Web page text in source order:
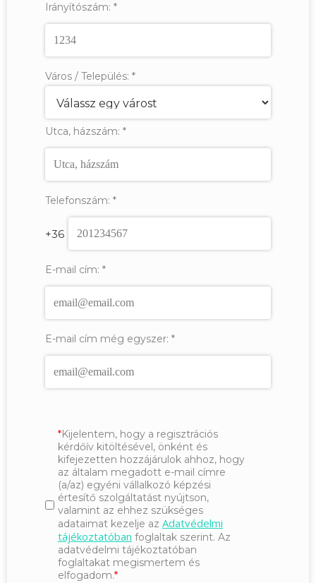
Irányítószám: *
Város / Település: *
Utca, házszám: *
Telefonszám: *
+36
E-mail cím: *
E-mail cím még egyszer: *
Kijelentem, hogy a regisztrációs
kérdőív kitöltésével, önként és
kifejezetten hozzájárulok ahhoz, hogy
az általam megadott e-mail címre
(a/az) egyéni vállalkozó képzési
értesítő szolgáltatást nyújtson,
valamint az ehhez szükséges
adataimat kezelje az Adatvédelmi
tájékoztatóban foglaltak szerint. Az
adatvédelmi tájékoztatóban
foglaltakat megismertem és
elfogadom.